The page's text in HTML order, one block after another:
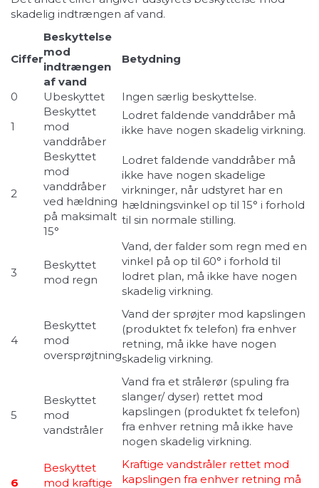
skadelig indtrængen af vand.
Ciffer
Beskyttelse
mod
indtrængen
af vand
Betydning
0 Ubeskyttet Ingen særlig beskyttelse.
1
Beskyttet
mod
vanddråber
Lodret faldende vanddråber må
ikke have nogen skadelig virkning.
2
Beskyttet
mod
vanddråber
ved hældning
på maksimalt
15°
Lodret faldende vanddråber må
ikke have nogen skadelige
virkninger, når udstyret har en
hældningsvinkel op til 15° i forhold
til sin normale stilling.
3
Beskyttet
mod regn
Vand, der falder som regn med en
vinkel på op til 60° i forhold til
lodret plan, må ikke have nogen
skadelig virkning.
4
Beskyttet
mod
oversprøjtning
Vand der sprøjter mod kapslingen
(produktet fx telefon) fra enhver
retning, må ikke have nogen
skadelig virkning.
5
Beskyttet
mod
vandstråler
Vand fra et strålerør (spuling fra
slanger/ dyser) rettet mod
kapslingen (produktet fx telefon)
fra enhver retning må ikke have
nogen skadelig virkning.
6
Beskyttet
mod kraftige
Kraftige vandstråler rettet mod
kapslingen fra enhver retning må